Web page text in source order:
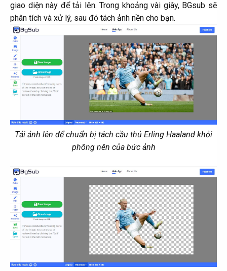
giao diện này để tải lên. Trong khoảng vài giây, BGsub sẽ
phân tích và xử lý, sau đó tách ảnh nền cho bạn.​
Tải ảnh lên để chuẩn bị tách cầu thủ Erling Haaland khỏi
phông nên của bức ảnh